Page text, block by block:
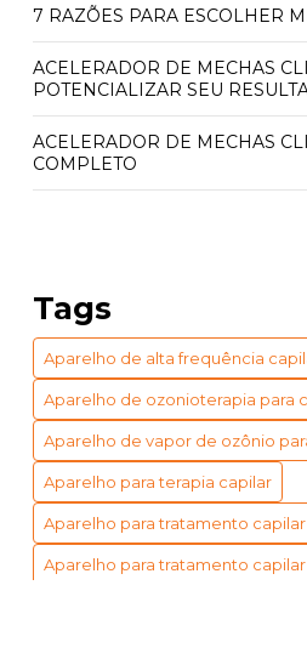
7 RAZÕES PARA ESCOLHER
ACELERADOR DE MECHAS CLIMAZON: COMO
POTENCIALIZAR SEU
ACELERADOR DE MECHAS CLIMAZON: O GUIA
COMPLETO
ACESSÍVEL
APARELHO DE VAPOR DE OZÔNIO PARA CABELO:
BENEFÍCIOS E USOS
APARELHO DE VAPOR DE OZÔNIO PARA CABELO:
GUIA COMPLETO DE
APARELHO ESTERILIZADOR DE AR: 5 VANTAGENS
IMPERDÍVEIS
APARELHO ESTERILIZADOR DE AR: BENEFÍCIOS E
Tags
Aparelho de alta frequência
Aparelho de ozonioterapia para
Aparelho de vapor de ozônio
Aparelho para terapia capilar
Aparelho para tratamento capilar
Aparelho para tratamento